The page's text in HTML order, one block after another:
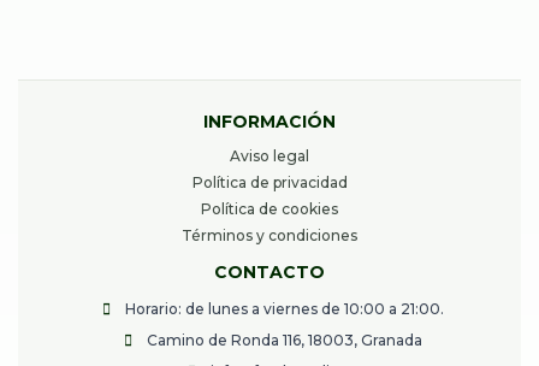
INFORMACIÓN
Aviso legal
Política de privacidad
Política de cookies
Términos y condiciones
CONTACTO
Horario: de lunes a viernes de 10:00 a 21:00.
Camino de Ronda 116, 18003, Granada